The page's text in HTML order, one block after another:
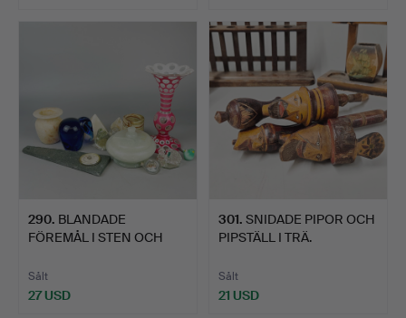
290. BLANDADE
FÖREMÅL I STEN OCH
Sålt
27 USD
301. SNIDADE PIPOR OCH
PIPSTÄLL I TRÄ.
Sålt
21 USD